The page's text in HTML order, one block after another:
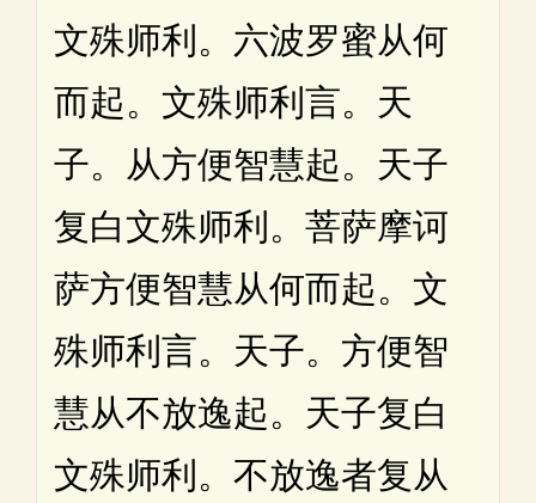
文殊师利。六波罗蜜从何
而起。文殊师利言。天
子。从方便智慧起。天子
复白文殊师利。菩萨摩诃
萨方便智慧从何而起。文
殊师利言。天子。方便智
慧从不放逸起。天子复白
文殊师利。不放逸者复从